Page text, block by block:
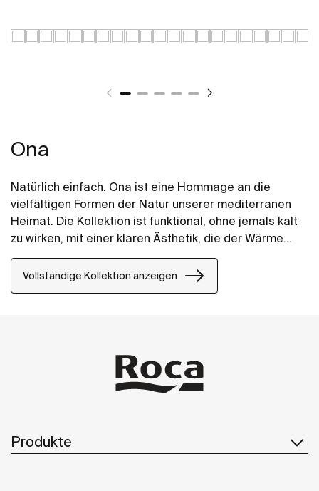
Ona
Natürlich einfach. Ona ist eine Hommage an die
vielfältigen Formen der Natur unserer mediterranen
Heimat. Die Kollektion ist funktional, ohne jemals kalt
zu wirken, mit einer klaren Ästhetik, die der Wärme
ihrer natürlichen Umgebung folgt. Sie ist für all
diejenigen gedacht, die die Kraft ruhiger
Landschaften genießen.
Vollständige Kollektion anzeigen
Produkte